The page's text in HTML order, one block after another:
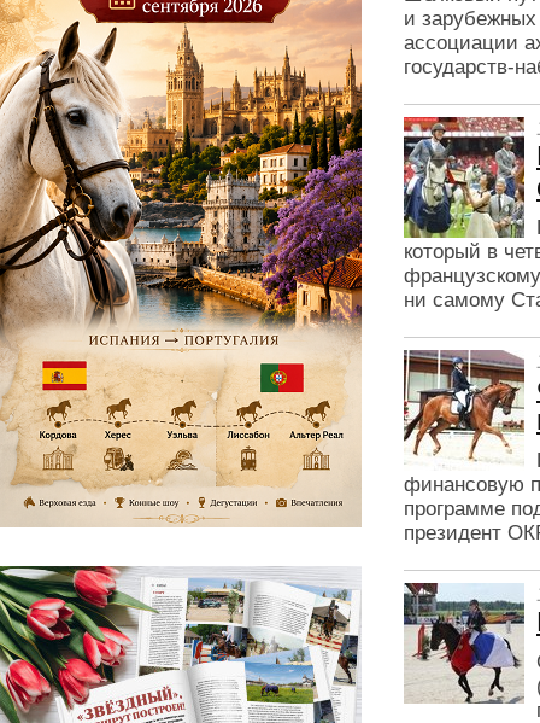
и
ассоциации
государств-
который в
ни самому
финансовую
программе
президент